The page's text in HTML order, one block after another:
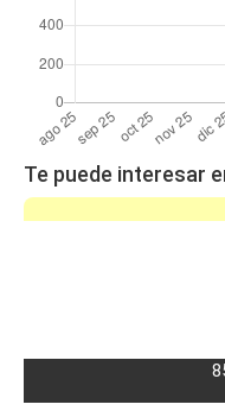
Te puede interesar